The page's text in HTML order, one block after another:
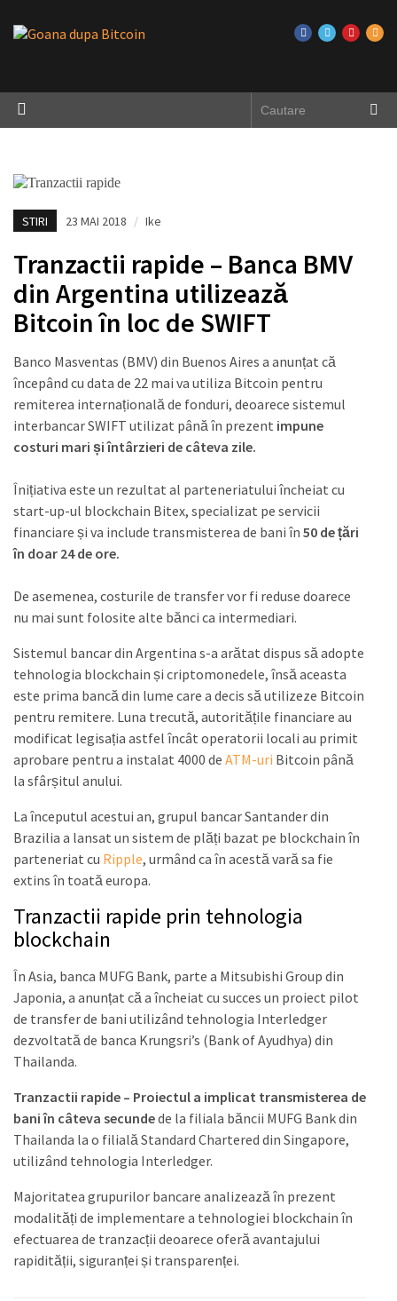
STIRI 23 MAI 2018 / Ike
Tranzactii rapide – Banca BMV
din Argentina utilizează
Bitcoin în loc de SWIFT
Banco Masventas (BMV) din Buenos Aires a anunțat că
începând cu data de 22 mai va utiliza Bitcoin pentru
remiterea internațională de fonduri, deoarece sistemul
interbancar SWIFT utilizat până în prezent impune
costuri mari și întârzieri de câteva zile.
Înițiativa este un rezultat al parteneriatului încheiat cu
start-up-ul blockchain Bitex, specializat pe servicii
financiare și va include transmisterea de bani în 50 de țări
în doar 24 de ore.
De asemenea, costurile de transfer vor fi reduse doarece
nu mai sunt folosite alte bănci ca intermediari.
Sistemul bancar din Argentina s-a arătat dispus să adopte
tehnologia blockchain și criptomonedele, însă aceasta
este prima bancă din lume care a decis să utilizeze Bitcoin
pentru remitere. Luna trecută, autoritățile financiare au
modificat legisația astfel încât operatorii locali au primit
aprobare pentru a instalat 4000 de ATM-uri Bitcoin până
la sfârșitul anului.
La începutul acestui an, grupul bancar Santander din
Brazilia a lansat un sistem de plăți bazat pe blockchain în
parteneriat cu Ripple, urmând ca în acestă vară sa fie
extins în toată europa.
Tranzactii rapide prin tehnologia
blockchain
În Asia, banca MUFG Bank, parte a Mitsubishi Group din
Japonia, a anunțat că a încheiat cu succes un proiect pilot
de transfer de bani utilizând tehnologia Interledger
dezvoltată de banca Krungsri’s (Bank of Ayudhya) din
Thailanda.
Tranzactii rapide – Proiectul a implicat transmisterea de
bani în câteva secundede la filiala băncii MUFG Bank din
Thailanda la o filială Standard Chartered din Singapore,
utilizând tehnologia Interledger.
Majoritatea grupurilor bancare analizează în prezent
modalități de implementare a tehnologiei blockchain în
efectuarea de tranzacții deoarece oferă avantajului
rapidității, siguranței și transparenței.